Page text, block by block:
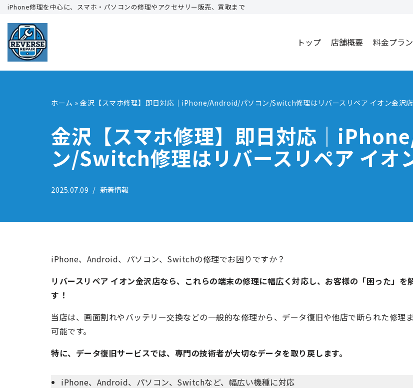
コ
ン
テ
ン
iPhone修理を中心に、スマホ・パソコンの修理やアクセサリー販売、買取まで
トップ 店舗概要 料金プラン
ホーム » 金沢【スマホ修理】即日対応｜iPhone/Android/パソコン/Switch修理はリバースリペア イオン金沢
金沢【スマホ修理】即日対応｜
ン/Switch修理はリバースリペア イオ
2025.07.09 新着情報
iPhone、Android、パソコン、Switchの修理でお困りですか？
リバースリペア イオン金沢店なら、これらの端末の修理に幅広く対応し、お客様の「困った」を
す！
当店は、画面割れやバッテリー交換などの一般的な修理から、データ復旧や他店で断られた修理
可能です。
特に、データ復旧サービスでは、専門の技術者が大切なデータを取り戻します。
iPhone、Android、パソコン、Switchなど、幅広い機種に対応